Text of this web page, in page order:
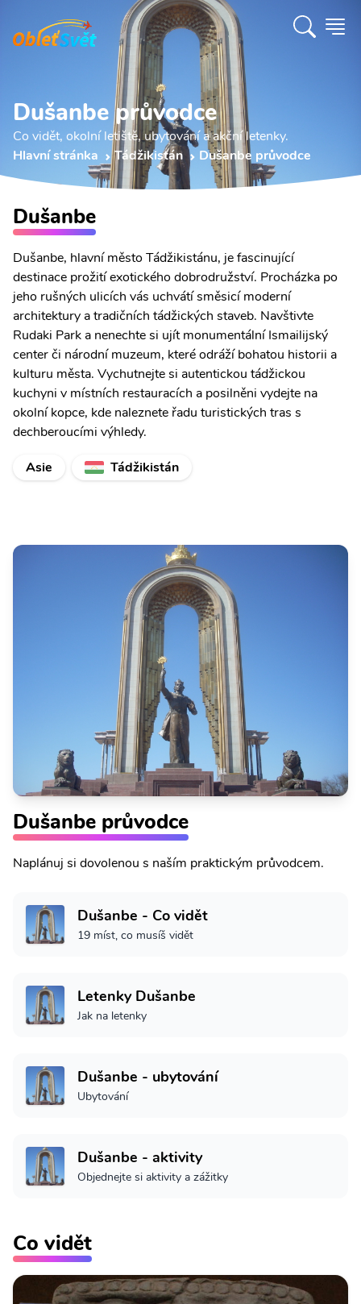
Dušanbe průvodce
Co vidět, okolní letiště, ubytování a akční letenky.
Hlavní stránka
Tádžikistán Dušanbe průvodce
Dušanbe
Dušanbe, hlavní město Tádžikistánu, je fascinující
destinace prožití exotického dobrodružství. Procházka po
jeho rušných ulicích vás uchvátí směsicí moderní
architektury a tradičních tádžických staveb. Navštivte
Rudaki Park a nenechte si ujít monumentální Ismailijský
center či národní muzeum, které odráží bohatou historii a
kulturu města. Vychutnejte si autentickou tádžickou
kuchyni v místních restauracích a posilněni vydejte na
okolní kopce, kde naleznete řadu turistických tras s
dechberoucími výhledy.
Asie
Tádžikistán
Dušanbe průvodce
Naplánuj si dovolenou s naším praktickým průvodcem.
Dušanbe - Co vidět
19 míst, co musíš vidět
Letenky Dušanbe
Jak na letenky
Dušanbe - ubytování
Ubytování
Dušanbe - aktivity
Objednejte si aktivity a zážitky
Co vidět